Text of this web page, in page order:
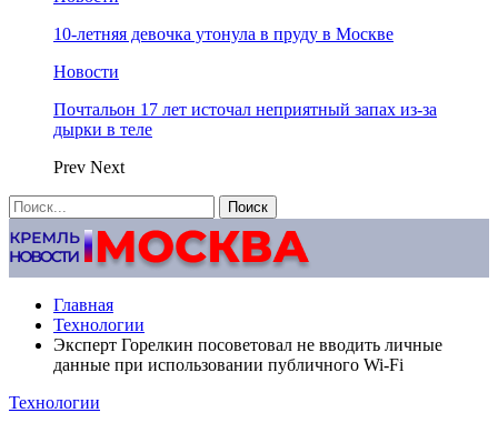
10-летняя девочка утонула в пруду в Москве
Новости
Почтальон 17 лет источал неприятный запах из-за
дырки в теле
Prev Next
Главная
Технологии
Эксперт Горелкин посоветовал не вводить личные
данные при использовании публичного Wi-Fi
Технологии